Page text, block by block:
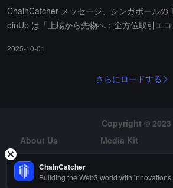
合できることにあると強調しました。
金融の観点から貴重な視点を提供しました。
がどのように再建し、過去12-18ヶ月で投資
て、Cantor は2025年上半期のアメリカ株式
Nathan McCauley は規制の先駆者の観点か
ました。Anchorage は2017-2018年に設立
当て、トランプの第一任期中に連邦銀行ライ
分野の先駆者となりました。Nathan は、ト
る候補者になることを早くから予見してい
ChainCatcher メッセージ、シンガポールの
oinUp は「上場から先物へ：全方位取引エ
が現物取引、契約取引、金融サービス、スマ
CP Chain と AI リスク管理技術を通じて未
そしてデリバティブの革新突破へと進んで
トフォームは世界 200 以上の国で千万のユ
し、日々の取引額は 30 億ドルを超えてい
（現物）がプロジェクトの市場参入の出発
と価値発見の橋を提供することを強調しま
2025-10-01
さらにロードする
Copyright © 2023
About Us
Media Kit
Risk Warning
Hiring
ChainCatcher
Building the Web3 world with innovations.